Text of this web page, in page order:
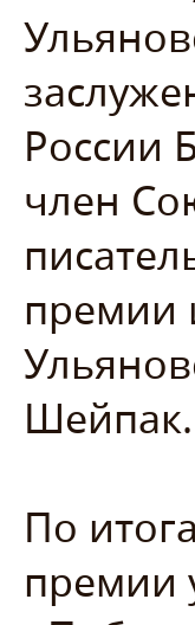
России
член
премии
Шейпак.
По
премии